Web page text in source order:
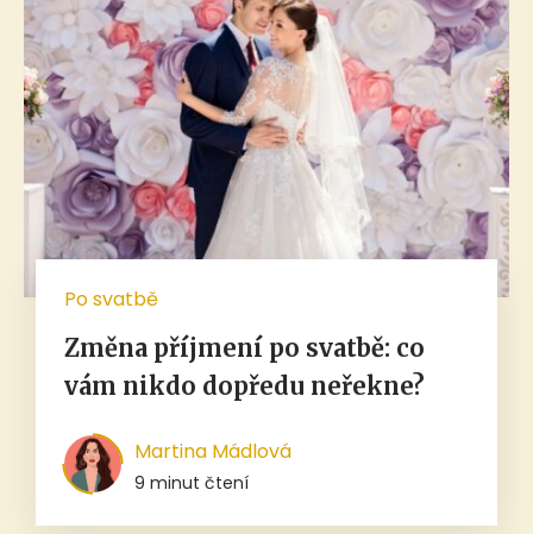
Po svatbě
Změna příjmení po svatbě: co
vám nikdo dopředu neřekne?
Martina Mádlová
9 minut čtení